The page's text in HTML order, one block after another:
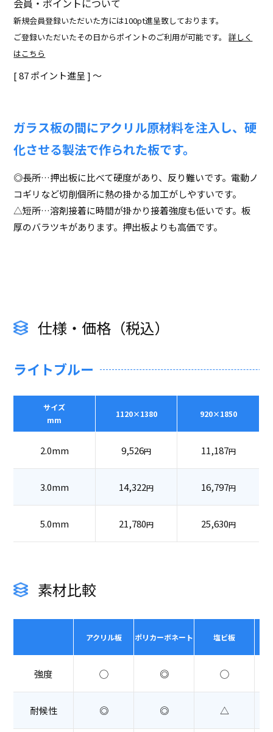
会員・ポイントについて
新規会員登録いただいた方には100pt進呈致しております。
ご登録いただいたその日からポイントのご利用が可能です。詳しく
はこちら
[ 87ポイント進呈 ] 〜
ガラス板の間にアクリル原材料を注入し、硬
化させる製法で作られた板です。
◎長所…押出板に比べて硬度があり、反り難いです。電動ノ
コギリなど切削個所に熱の掛かる加工がしやすいです。
△短所…溶剤接着に時間が掛かり接着強度も低いです。板
厚のバラツキがあります。押出板よりも高価です。
仕様・価格（税込）
ライトブルー
サイズ
mm
1120×1380 920×1850
2.0mm 9,526円 11,187円
3.0mm 14,322円 16,797円
5.0mm 21,780円 25,630円
素材比較
アクリル板 ポリカーボネート 塩ビ板
強度 ◯ ◎ ◯
耐候性 ◎ ◎ △